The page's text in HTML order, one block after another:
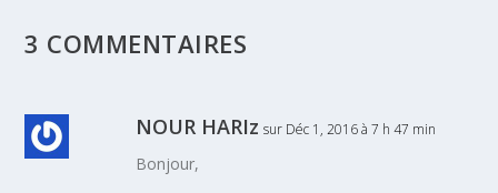
3 COMMENTAIRES
NOUR HARIz sur Déc 1, 2016 à 7 h 47 min
Bonjour,